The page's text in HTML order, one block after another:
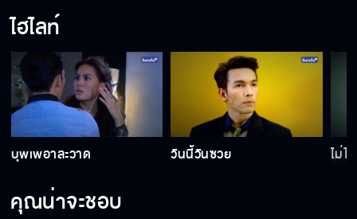
ไฮไลท์
บุพเพอาละวาด วันนี้วันซวย ไม่ไ
คุณน่าจะชอบ